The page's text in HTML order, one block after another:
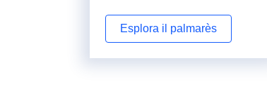
Esplora il palmarès